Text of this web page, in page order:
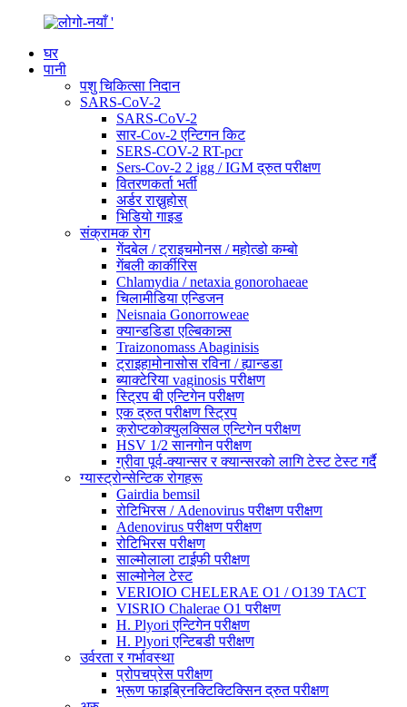
घर
पानी
पशु चिकित्सा निदान
SARS-CoV-2
SARS-CoV-2
सार-Cov-2 एन्टिगन किट
SERS-COV-2 RT-pcr
Sers-Cov-2 2 igg / IGM द्रुत परीक्षण
वितरणकर्ता भर्ती
अर्डर राख्नुहोस्
भिडियो गाइड
संक्रामक रोग
गेंदबेल / ट्राइचमोनस / महोत्डो कम्बो
गेंबली कार्कीरिस
Chlamydia / netaxia gonorohaeae
चिलामीडिया एन्डिजन
Neisnaia Gonorroweae
क्यान्डडिडा एल्बिकान्न्स
Traizonomass Abaginisis
ट्राइहामोनासोस रविना / ह्यान्डडा
ब्याक्टेरिया vaginosis परीक्षण
स्ट्रिप बी एन्टिगेन परीक्षण
एक द्रुत परीक्षण स्ट्रिप
क्रोप्टकोक्युलक्सिल एन्टिगेन परीक्षण
HSV 1/2 सानगोन परीक्षण
ग्रीवा पूर्व-क्यान्सर र क्यान्सरको लागि टेस्ट टेस्ट गर्दै
ग्यास्ट्रोन्सेन्टिक रोगहरू
Gairdia bemsil
रोटिभिरस / Adenovirus परीक्षण परीक्षण
Adenovirus परीक्षण परीक्षण
रोटिभिरस परीक्षण
साल्मोलाला टाईफी परीक्षण
साल्मोनेल टेस्ट
VERIOIO CHELERAE O1 / O139 TACT
VISRIO Chalerae O1 परीक्षण
H. Plyori एन्टिगेन परीक्षण
H. Plyori एन्टिबडी परीक्षण
उर्वरता र गर्भावस्था
प्रोपचप्रेस परीक्षण
भ्रूण फाइब्रिनक्टिक्टिक्सिन द्रुत परीक्षण